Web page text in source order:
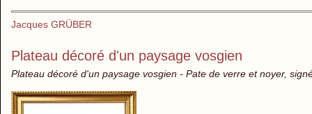
Jacques GRÜBER
Plateau décoré d'un paysage vosgien
Plateau décoré d'un paysage vosgien - Pate de verre et noyer,